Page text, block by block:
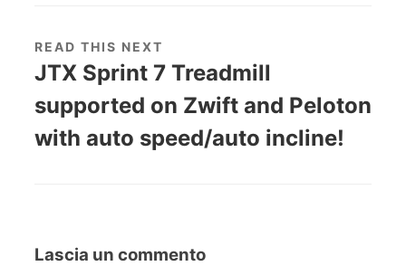
READ THIS NEXT
JTX Sprint 7 Treadmill
supported on Zwift and Peloton
with auto speed/auto incline!
Lascia un commento